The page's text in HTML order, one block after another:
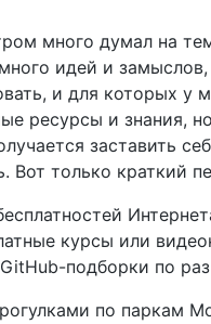
много думал на
идей и
и для которых у
ресурсы и знания,
заставить
Вот только краткий
курсы или
подборки по
по паркам